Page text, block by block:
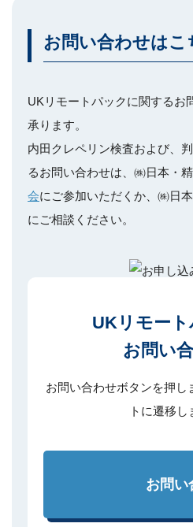
お問い合わせはこ
UKリモートパックに関するお
承ります。
内田クレペリン検査および、
るお問い合わせは、㈱日本・
会にご参加いただくか、㈱日
にご相談ください。
UKリモー
お問い
お問い合わせボタンを押し
トに遷移し
お問い